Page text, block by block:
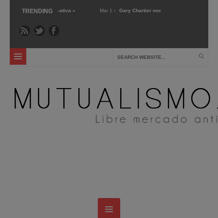
TRENDING
educativa » Mar 1 ›
Gary Chartier nos presenta Markets not Capitalism »